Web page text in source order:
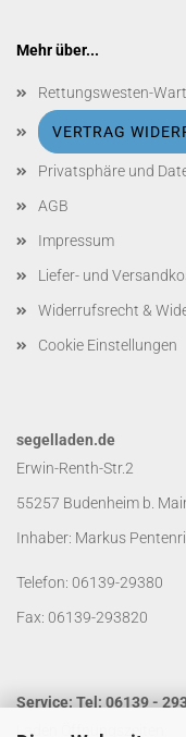
Mehr über...
Rettungswesten-
VERTRAG
Privatsphäre und
AGB
Impressum
Liefer- und
Widerrufsrecht &
Cookie Einstellungen
segelladen.de
Erwin-Renth-Str.2
55257 Budenheim b.
Inhaber: Markus
Telefon: 06139-29380
Fax: 06139-293820
Service: Tel: 06139 -
Laden Öffnungszeiten: